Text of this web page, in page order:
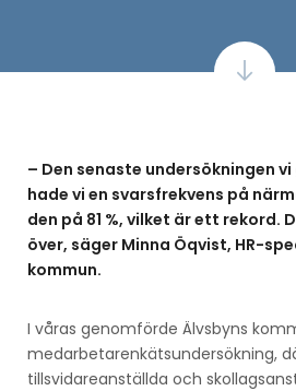
– Den senaste undersökningen
hade vi en svarsfrekvens på
den på 81 %, vilket är ett rekord.
över, säger Minna Öqvist, HR-
kommun.
I våras genomförde Älvsbyns
medarbetarenkätsundersökning,
tillsvidareanställda och